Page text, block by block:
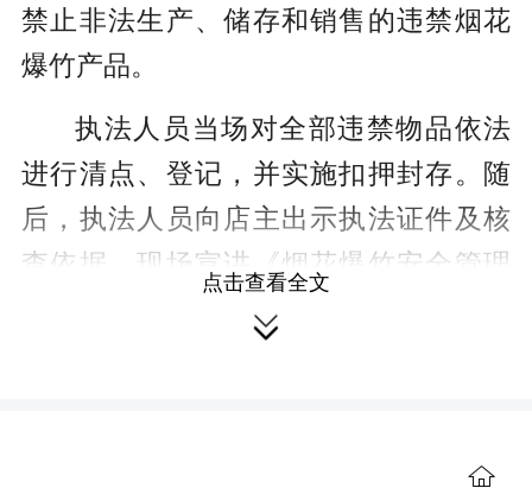
禁止非法生产、储存和销售的违禁烟花
爆竹产品。
执法人员当场对全部违禁物品依法
进行清点、登记，并实施扣押封存。随
后，执法人员向店主出示执法证件及核
查依据，现场宣讲《烟花爆竹安全管理
条例》相关规定，明确告知其无证储
点击查看全文
